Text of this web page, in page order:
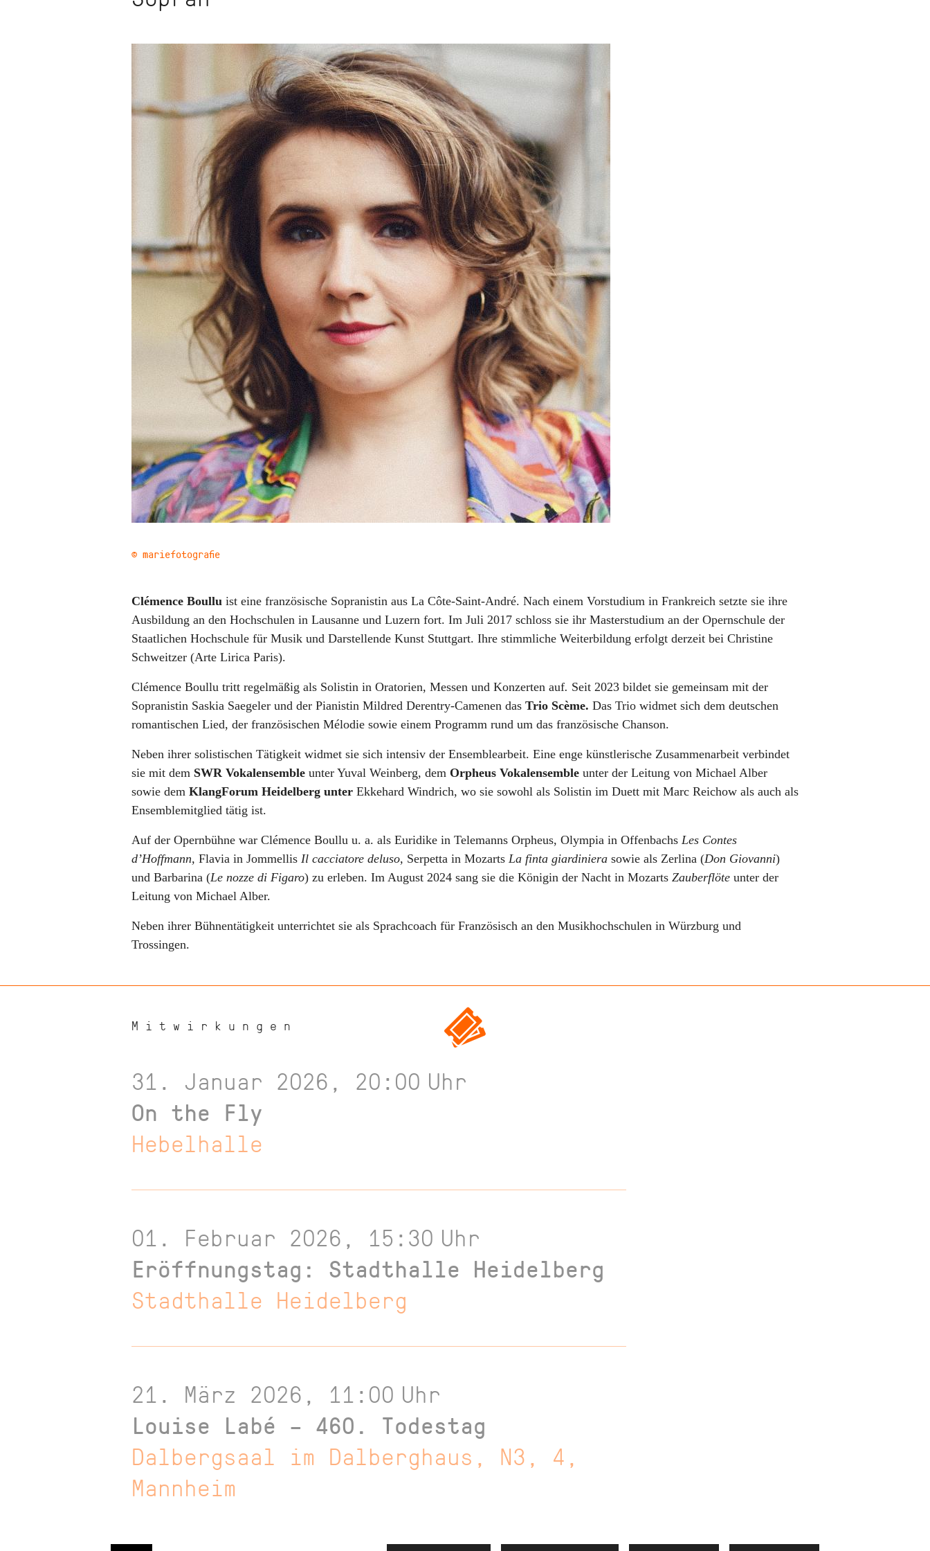
© mariefotografie
Clémence Boullu ist eine französische Sopranistin aus La Côte-Saint-André. Nach einem Vorstudium in Frankreich setzte sie ihre
Ausbildung an den Hochschulen in Lausanne und Luzern fort. Im Juli 2017 schloss sie ihr Masterstudium an der Opernschule der
Staatlichen Hochschule für Musik und Darstellende Kunst Stuttgart. Ihre stimmliche Weiterbildung erfolgt derzeit bei Christine
Schweitzer (Arte Lirica Paris).
Clémence Boullu tritt regelmäßig als Solistin in Oratorien, Messen und Konzerten auf. Seit 2023 bildet sie gemeinsam mit der
Sopranistin Saskia Saegeler und der Pianistin Mildred Derentry-Camenen das Trio Scème. Das Trio widmet sich dem deutschen
romantischen Lied, der französischen Mélodie sowie einem Programm rund um das französische Chanson.
Neben ihrer solistischen Tätigkeit widmet sie sich intensiv der Ensemblearbeit. Eine enge künstlerische Zusammenarbeit verbindet
sie mit dem SWR Vokalensemble unter Yuval Weinberg, dem Orpheus Vokalensemble unter der Leitung von Michael Alber
sowie dem KlangForum Heidelberg unter Ekkehard Windrich, wo sie sowohl als Solistin im Duett mit Marc Reichow als auch als
Ensemblemitglied tätig ist.
Auf der Opernbühne war Clémence Boullu u. a. als Euridike in Telemanns Orpheus, Olympia in Offenbachs Les Contes
d’Hoffmann, Flavia in Jommellis Il cacciatore deluso, Serpetta in Mozarts La finta giardiniera sowie als Zerlina (Don Giovanni)
und Barbarina (Le nozze di Figaro) zu erleben. Im August 2024 sang sie die Königin der Nacht in Mozarts Zauberflöte unter der
Leitung von Michael Alber.
Neben ihrer Bühnentätigkeit unterrichtet sie als Sprachcoach für Französisch an den Musikhochschulen in Würzburg und
Trossingen.
Mitwirkungen
31. Januar 2026, 20:00 Uhr
On the Fly
Hebelhalle
01. Februar 2026, 15:30 Uhr
Eröffnungstag: Stadthalle Heidelberg
Stadthalle Heidelberg
21. März 2026, 11:00 Uhr
Louise Labé – 460. Todestag
Dalbergsaal im Dalberghaus, N3, 4,
Mannheim